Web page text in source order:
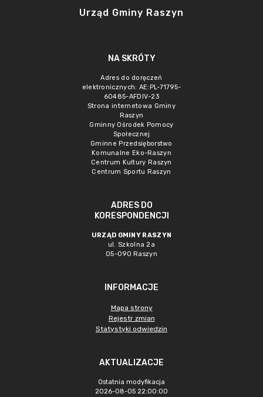
Urząd Gminy Raszyn
NA SKRÓTY
Adres do doręczeń
elektronicznych: AE:PL-71795-
60485-AFDIV-23
Strona internetowa Gminy
Raszyn
Gminny Ośrodek Pomocy
Społecznej
Gminne Przedsięborstwo
Komunalne Eko-Raszyn
Centrum Kultury Raszyn
Centrum Sportu Raszyn
ADRES DO
KORESPONDENCJI
URZĄD GMINY RASZYN
ul. Szkolna 2a
05-090 Raszyn
INFORMACJE
Mapa strony
Rejestr zmian
Statystyki odwiedzin
AKTUALIZACJE
Ostatnia modyfikacja
2026-08-05 22:00:00